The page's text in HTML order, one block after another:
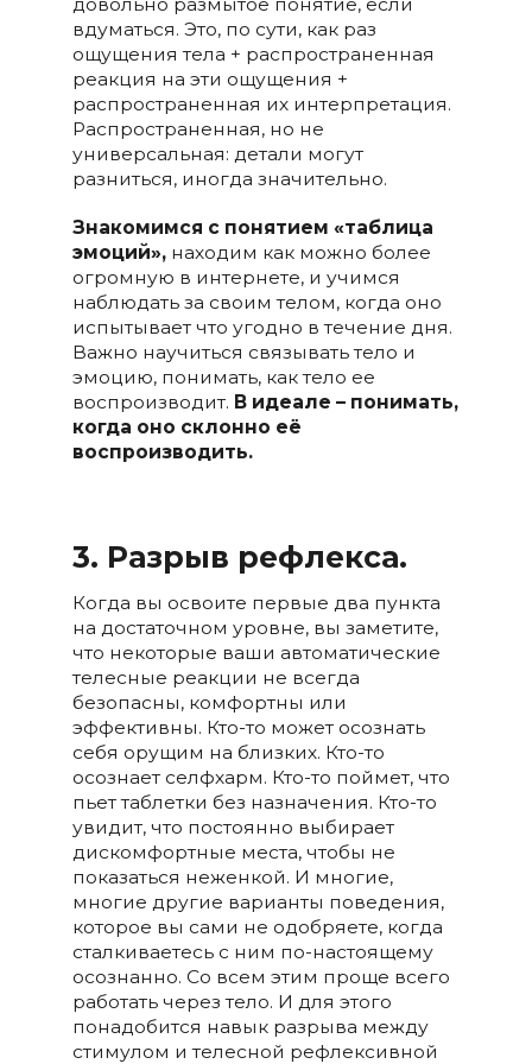
вдуматься. Это, по сути, как раз
ощущения тела + распространенная
реакция на эти ощущения +
распространенная их интерпретация.
Распространенная, но не
универсальная: детали могут
разниться, иногда значительно.
Знакомимся с понятием «таблица
эмоций»,находим как можно более
огромную в интернете, и учимся
наблюдать за своим телом, когда оно
испытывает что угодно в течение дня.
Важно научиться связывать тело и
эмоцию, понимать, как тело ее
воспроизводит. В идеале – понимать,
когда оно склонно её
воспроизводить.
3. Разрыв рефлекса.
Когда вы освоите первые два пункта
на достаточном уровне, вы заметите,
что некоторые ваши автоматические
телесные реакции не всегда
безопасны, комфортны или
эффективны. Кто-то может осознать
себя орущим на близких. Кто-то
осознает селфхарм. Кто-то поймет, что
пьет таблетки без назначения. Кто-то
увидит, что постоянно выбирает
дискомфортные места, чтобы не
показаться неженкой. И многие,
многие другие варианты поведения,
которое вы сами не одобряете, когда
сталкиваетесь с ним по-настоящему
осознанно. Со всем этим проще всего
работать через тело. И для этого
понадобится навык разрыва между
стимулом и телесной рефлексивной